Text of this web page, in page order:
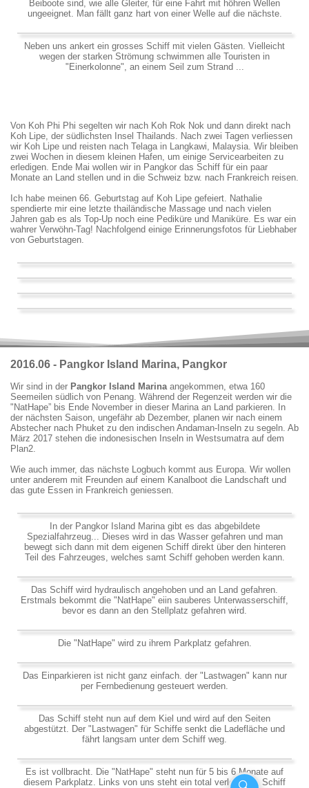
Beiboote sind, wie alle Gleiter, für eine Fahrt mit höhren Wellen
ungeeignet. Man fällt ganz hart von einer Welle auf die nächste.
Neben uns ankert ein grosses Schiff mit vielen Gästen. Vielleicht
wegen der starken Strömung schwimmen alle Touristen in
"Einerkolonne", an einem Seil zum Strand ...
Von Koh Phi Phi segelten wir nach Koh Rok Nok und dann direkt nach
Koh Lipe, der südlichsten Insel Thailands. Nach zwei Tagen verliessen
wir Koh Lipe und reisten nach Telaga in Langkawi, Malaysia. Wir bleiben
zwei Wochen in diesem kleinen Hafen, um einige Servicearbeiten zu
erledigen. Ende Mai wollen wir in Pangkor das Schiff für ein paar
Monate an Land stellen und in die Schweiz bzw. nach Frankreich reisen.
Ich habe meinen 66. Geburtstag auf Koh Lipe gefeiert. Nathalie
spendierte mir eine letzte thailändische Massage und nach vielen
Jahren gab es als Top-Up noch eine Pediküre und Maniküre. Es war ein
wahrer Verwöhn-Tag! Nachfolgend einige Erinnerungsfotos für Liebhaber
von Geburtstagen.
2016.06 - Pangkor Island Marina, Pangkor
Wir sind in der Pangkor Island Marina angekommen, etwa 160
Seemeilen südlich von Penang. Während der Regenzeit werden wir die
"NatHape” bis Ende November in dieser Marina an Land parkieren. In
der nächsten Saison, ungefähr ab Dezember, planen wir nach einem
Abstecher nach Phuket zu den indischen Andaman-Inseln zu segeln. Ab
März 2017 stehen die indonesischen Inseln in Westsumatra auf dem
Plan2.
Wie auch immer, das nächste Logbuch kommt aus Europa. Wir wollen
unter anderem mit Freunden auf einem Kanalboot die Landschaft und
das gute Essen in Frankreich geniessen.
In der Pangkor Island Marina gibt es das abgebildete
Spezialfahrzeug... Dieses wird in das Wasser gefahren und man
bewegt sich dann mit dem eigenen Schiff direkt über den hinteren
Teil des Fahrzeuges, welches samt Schiff gehoben werden kann.
Das Schiff wird hydraulisch angehoben und an Land gefahren.
Erstmals bekommt die "NatHape" eiin sauberes Unterwasserschiff,
bevor es dann an den Stellplatz gefahren wird.
Die "NatHape" wird zu ihrem Parkplatz gefahren.
Das Einparkieren ist nicht ganz einfach. der "Lastwagen" kann nur
per Fernbedienung gesteuert werden.
Das Schiff steht nun auf dem Kiel und wird auf den Seiten
abgestützt. Der "Lastwagen" für Schiffe senkt die Ladefläche und
fährt langsam unter dem Schiff weg.
Es ist vollbracht. Die "NatHape" steht nun für 5 bis 6 Monate auf
diesem Parkplatz. Links von uns steht ein total verlottertes Schiff